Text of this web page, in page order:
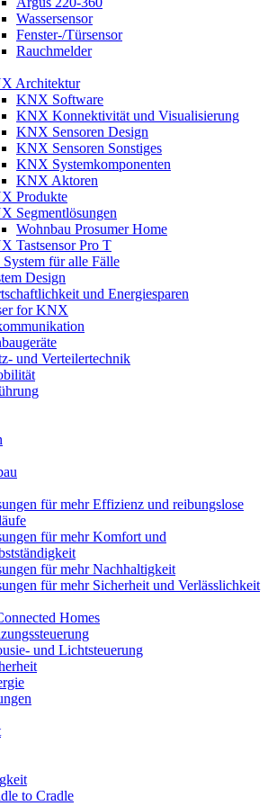
Wassersensor
Fenster-/Türsensor
Rauchmelder
Architektur
KNX Software
KNX Konnektivität und Visualisierung
KNX Sensoren Design
KNX Sensoren Sonstiges
KNX Systemkomponenten
KNX Aktoren
Produkte
Segmentlösungen
Wohnbau Prosumer Home
Tastsensor Pro T
für alle Fälle
Design
und Energiesparen
for KNX
und Verteilertechnik
für mehr Effizienz und reibungslose
für mehr Komfort und
für mehr Nachhaltigkeit
für mehr Sicherheit und Verlässlichkeit
Homes
und Lichtsteuerung
to Cradle